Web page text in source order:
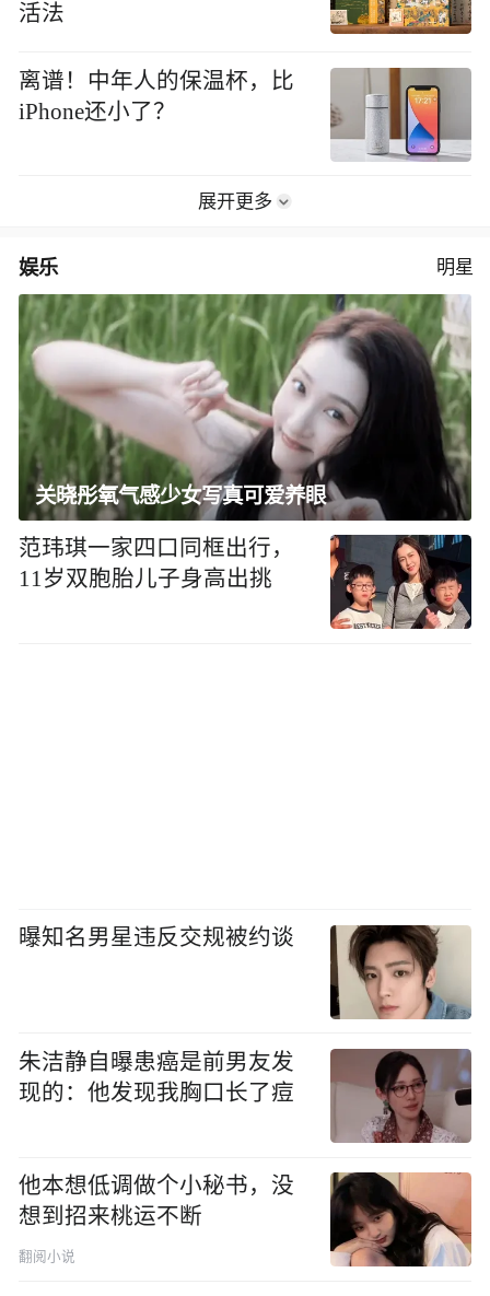
活法
离谱！中年人的保温杯，比
iPhone还小了？
展开更多
娱乐 明星
关晓彤氧气感少女写真可爱养眼
范玮琪一家四口同框出行，
11岁双胞胎儿子身高出挑
曝知名男星违反交规被约谈
朱洁静自曝患癌是前男友发
现的：他发现我胸口长了痘
他本想低调做个小秘书，没
想到招来桃运不断
翻阅小说